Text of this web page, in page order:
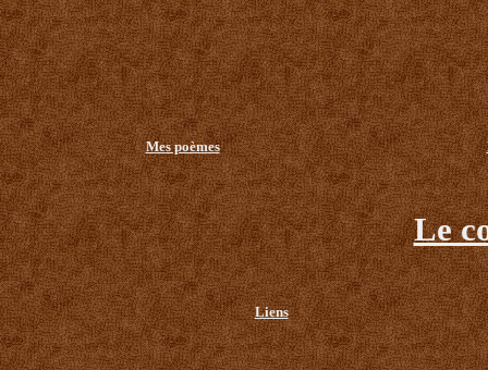
Mes poèmes
Le
Liens